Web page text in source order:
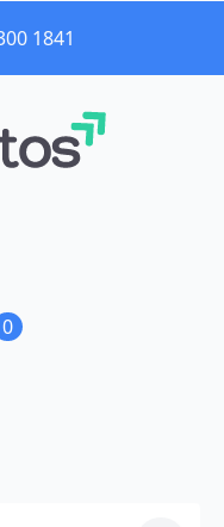
1841
0